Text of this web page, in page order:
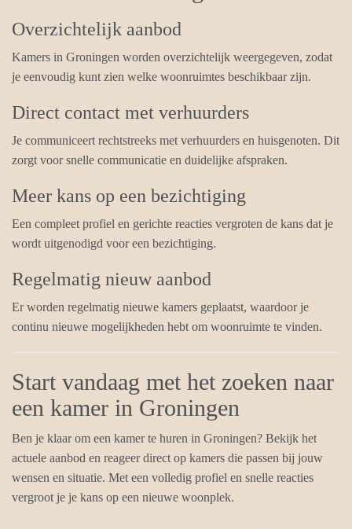
Overzichtelijk aanbod
Kamers in Groningen worden overzichtelijk weergegeven, zodat
je eenvoudig kunt zien welke woonruimtes beschikbaar zijn.
Direct contact met verhuurders
Je communiceert rechtstreeks met verhuurders en huisgenoten. Dit
zorgt voor snelle communicatie en duidelijke afspraken.
Meer kans op een bezichtiging
Een compleet profiel en gerichte reacties vergroten de kans dat je
wordt uitgenodigd voor een bezichtiging.
Regelmatig nieuw aanbod
Er worden regelmatig nieuwe kamers geplaatst, waardoor je
continu nieuwe mogelijkheden hebt om woonruimte te vinden.
Start vandaag met het zoeken naar
een kamer in Groningen
Ben je klaar om een kamer te huren in Groningen? Bekijk het
actuele aanbod en reageer direct op kamers die passen bij jouw
wensen en situatie. Met een volledig profiel en snelle reacties
vergroot je je kans op een nieuwe woonplek.